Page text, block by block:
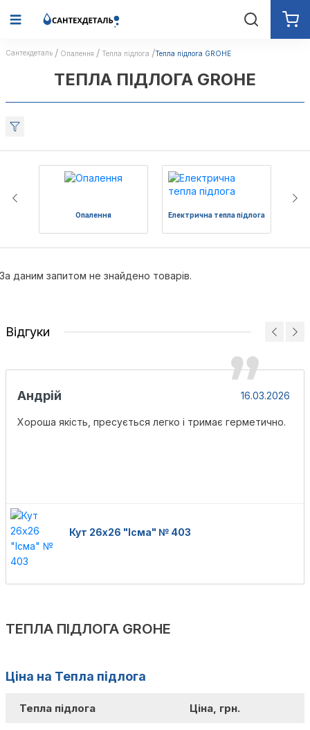
Сантехдеталь Опалення Тепла підлога Тепла підлога GROHE
ТЕПЛА ПІДЛОГА GROHE
Опалення Електрична тепла підлога
За даним запитом не знайдено товарів.
Відгуки
Андрій 16.03.2026
Хороша якість, пресується легко і тримає герметично.
Кут 26х26 "Ісма" № 403
ТЕПЛА ПІДЛОГА GROHE
Ціна на Тепла підлога
Тепла підлога Ціна, грн.